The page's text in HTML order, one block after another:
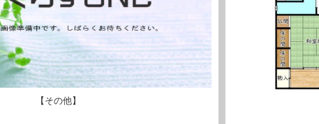
【その他】